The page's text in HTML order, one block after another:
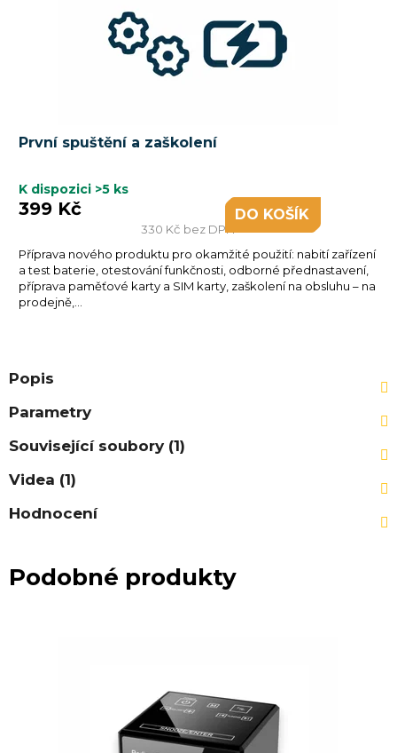
První spuštění a zaškolení
K dispozici >5 ks
330 Kč bez DPH
399 Kč DO KOŠÍKU
Příprava nového produktu pro okamžité použití: nabití zařízení
a test baterie, otestování funkčnosti, odborné přednastavení,
příprava paměťové karty a SIM karty, zaškolení na obsluhu – na
prodejně,...
Popis
Parametry
Související soubory (1)
Videa (1)
Hodnocení
Podobné produkty